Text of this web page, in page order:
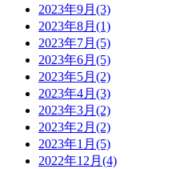
2023年9月(3)
2023年8月(1)
2023年7月(5)
2023年6月(5)
2023年5月(2)
2023年4月(3)
2023年3月(2)
2023年2月(2)
2023年1月(5)
2022年12月(4)